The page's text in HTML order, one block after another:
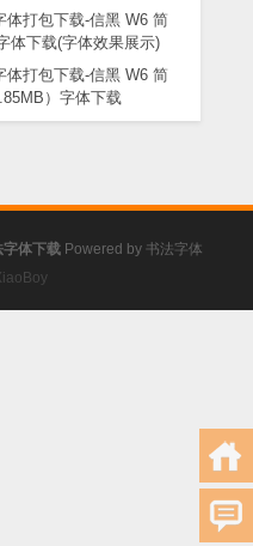
体打包下载-信黑 W6 简
）字体下载
字体下载 Powered by 书法字体